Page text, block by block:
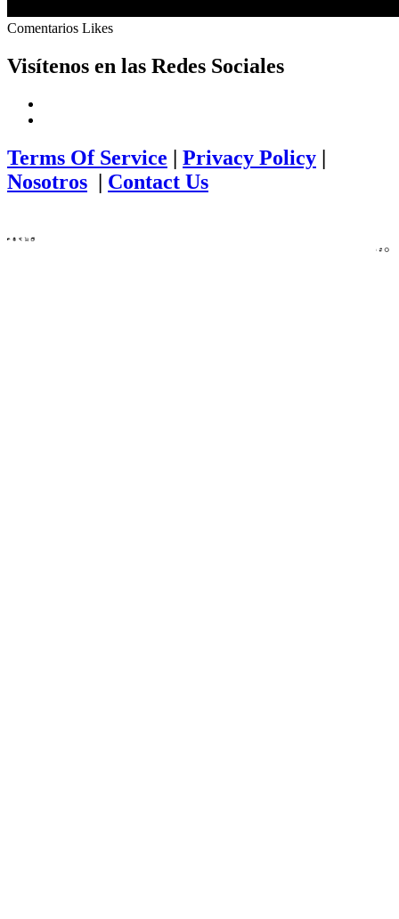
Comentarios Likes
Visítenos en las Redes Sociales
Terms Of Service | Privacy Policy |
Nosotros | Contact Us